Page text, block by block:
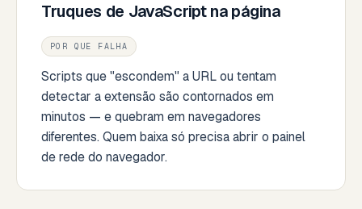
Truques de JavaScript na página
POR QUE FALHA
Scripts que "escondem" a URL ou tentam
detectar a extensão são contornados em
minutos — e quebram em navegadores
diferentes. Quem baixa só precisa abrir o painel
de rede do navegador.